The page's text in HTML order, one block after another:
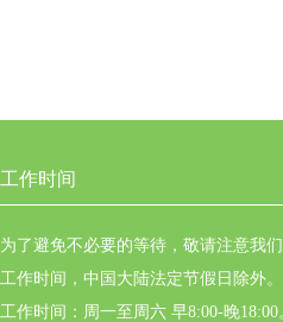
工作时间
为了避免不必要的等待，敬请注意我
工作时间，中国大陆法定节假日除外。
工作时间：周一至周六 早8:00-晚